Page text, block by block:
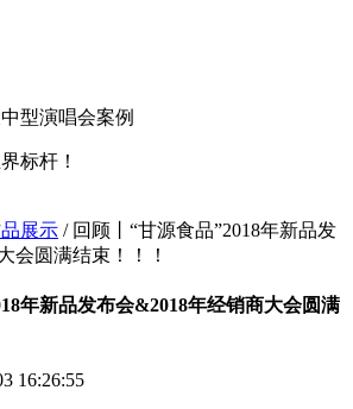
型演唱会案例
标杆！
展示 / 回顾丨“甘源食品”2018年新品发
会圆满结束！！！
年新品发布会&2018年经销商大会圆满
16:26:55